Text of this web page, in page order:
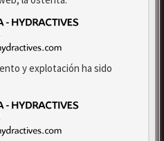
y explotación ha sido